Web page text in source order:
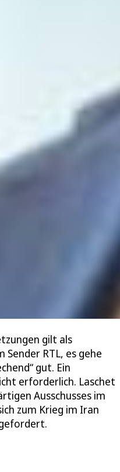
gilt als
RTL, es gehe
gut. Ein
erforderlich. Laschet
Ausschusses im
zum Krieg im Iran